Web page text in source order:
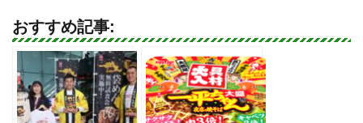
おすすめ記事: